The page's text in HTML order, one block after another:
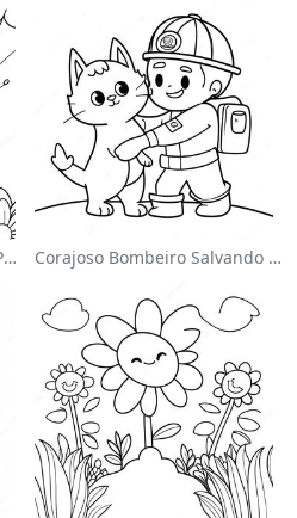
Unicórnio Mágico Em Uma Página Para Colorir Arco-Íris Corajoso Bombeiro Salvando Um Gato Página Para Colorir